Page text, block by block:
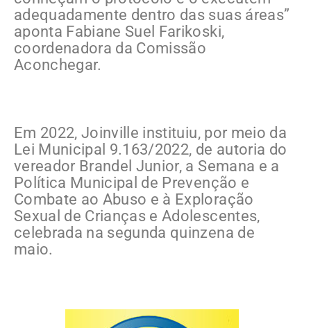
adequadamente dentro das suas áreas”
aponta Fabiane Suel Farikoski,
coordenadora da Comissão
Aconchegar.
Em 2022, Joinville instituiu, por meio da
Lei Municipal 9.163/2022, de autoria do
vereador Brandel Junior, a Semana e a
Política Municipal de Prevenção e
Combate ao Abuso e à Exploração
Sexual de Crianças e Adolescentes,
celebrada na segunda quinzena de
maio.